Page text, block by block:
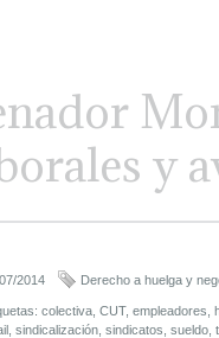
y
2014 Derecho a huelga y
colectiva CUT, empleadores
sindicalización sindicatos sueldo